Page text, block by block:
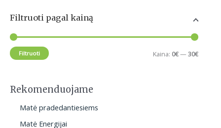
s
s
a
r
c
Filtruoti pagal kainą
Filtruoti Kaina: 0€—30€
Rekomenduojame
Matė pradedantiesiems
Matė Energijai